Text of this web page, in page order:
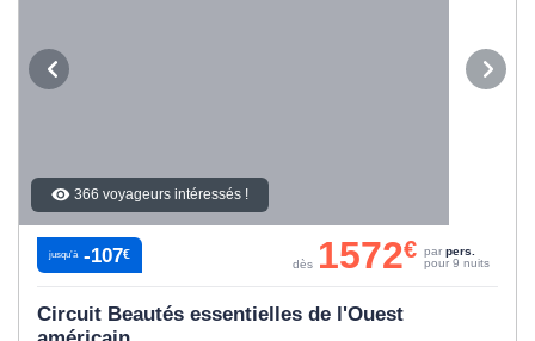
366 voyageurs intéressés !
Circuit Beautés essentielles de l'Ouest
jusqu’à -107€
dès 1572€ par pers.
pour 9 nuits